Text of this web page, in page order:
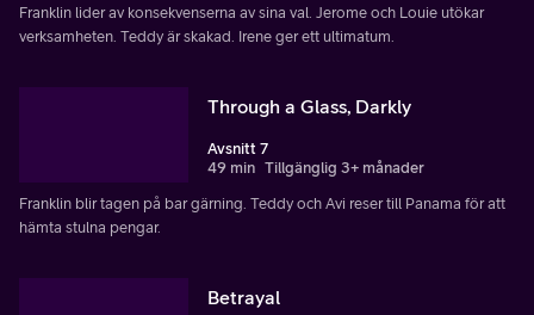
Franklin lider av konsekvenserna av sina val. Jerome och Louie utökar
verksamheten. Teddy är skakad. Irene ger ett ultimatum.
Through a Glass, Darkly
Avsnitt 7
49 min Tillgänglig 3+ månader
Franklin blir tagen på bar gärning. Teddy och Avi reser till Panama för att
hämta stulna pengar.
Betrayal